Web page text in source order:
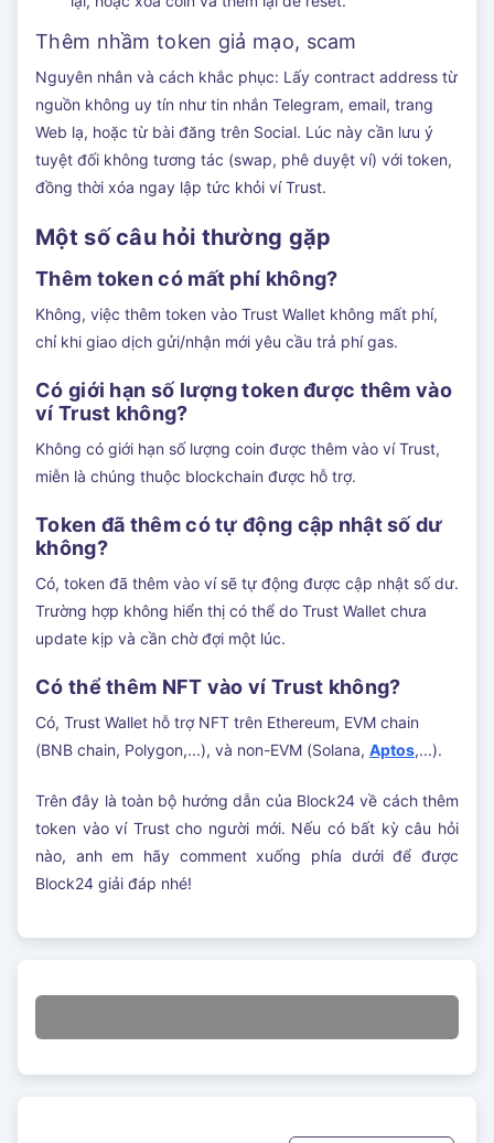
Thêm nhầm token giả mạo, scam
Nguyên nhân và cách khắc phục: Lấy contract address từ
nguồn không uy tín như tin nhắn Telegram, email, trang
Web lạ, hoặc từ bài đăng trên Social. Lúc này cần lưu ý
tuyệt đối không tương tác (swap, phê duyệt ví) với token,
đồng thời xóa ngay lập tức khỏi ví Trust.
Một số câu hỏi thường gặp
Thêm token có mất phí không?
Không, việc thêm token vào Trust Wallet không mất phí,
chỉ khi giao dịch gửi/nhận mới yêu cầu trả phí gas.
Có giới hạn số lượng token được thêm vào
ví Trust không?
Không có giới hạn số lượng coin được thêm vào ví Trust,
miễn là chúng thuộc blockchain được hỗ trợ.
Token đã thêm có tự động cập nhật số dư
không?
Có, token đã thêm vào ví sẽ tự động được cập nhật số dư.
Trường hợp không hiển thị có thể do Trust Wallet chưa
update kịp và cần chờ đợi một lúc.
Có thể thêm NFT vào ví Trust không?
Có, Trust Wallet hỗ trợ NFT trên Ethereum, EVM chain
(BNB chain, Polygon,...), và non-EVM (Solana, Aptos,...).
Trên đây là toàn bộ hướng dẫn của Block24 về cách thêm
token vào ví Trust cho người mới. Nếu có bất kỳ câu hỏi
nào, anh em hãy comment xuống phía dưới để được
Block24 giải đáp nhé!